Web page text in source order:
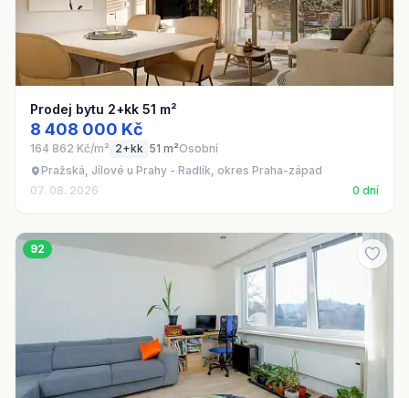
Prodej bytu 2+kk 51 m²
8 408 000 Kč
164 862 Kč/m² 2+kk 51 m²Osobní
Pražská, Jílové u Prahy - Radlík, okres Praha-západ
07. 08. 2026
0 dní
92